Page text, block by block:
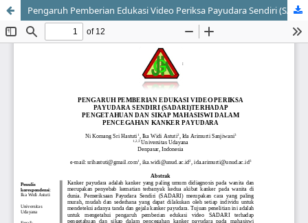
Pengaruh Pemberian Edukasi Video Periksa Payudara Sendiri (SADARI) terhadap Pengetahuan dan Sikap Mahasiswi dalam Pencegahan Kanker Payudara